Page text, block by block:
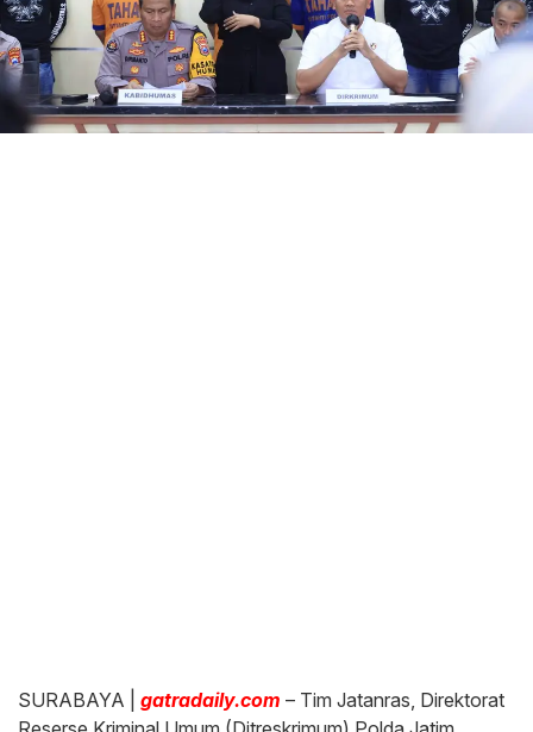
SURABAYA | gatradaily.com – Tim Jatanras, Direktorat